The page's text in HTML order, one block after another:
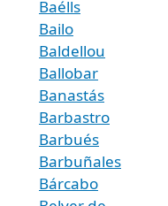
Baélls
Bailo
Baldellou
Ballobar
Banastás
Barbastro
Barbués
Barbuñales
Bárcabo